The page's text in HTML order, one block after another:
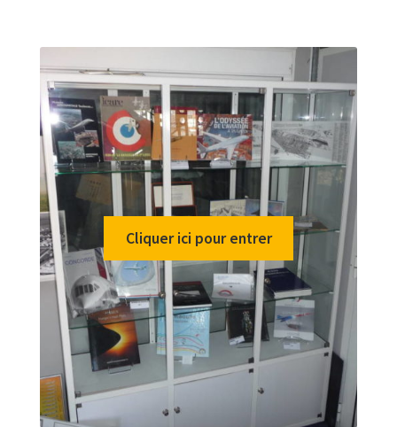
Validation de la commande
Cliquer ici pour entrer